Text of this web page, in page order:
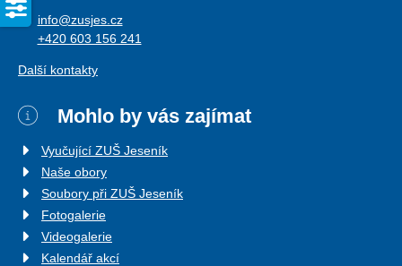
info@zusjes.cz
+420 603 156 241
Další kontakty
Mohlo by vás zajímat
Vyučující ZUŠ Jeseník
Naše obory
Soubory při ZUŠ Jeseník
Fotogalerie
Videogalerie
Kalendář akcí